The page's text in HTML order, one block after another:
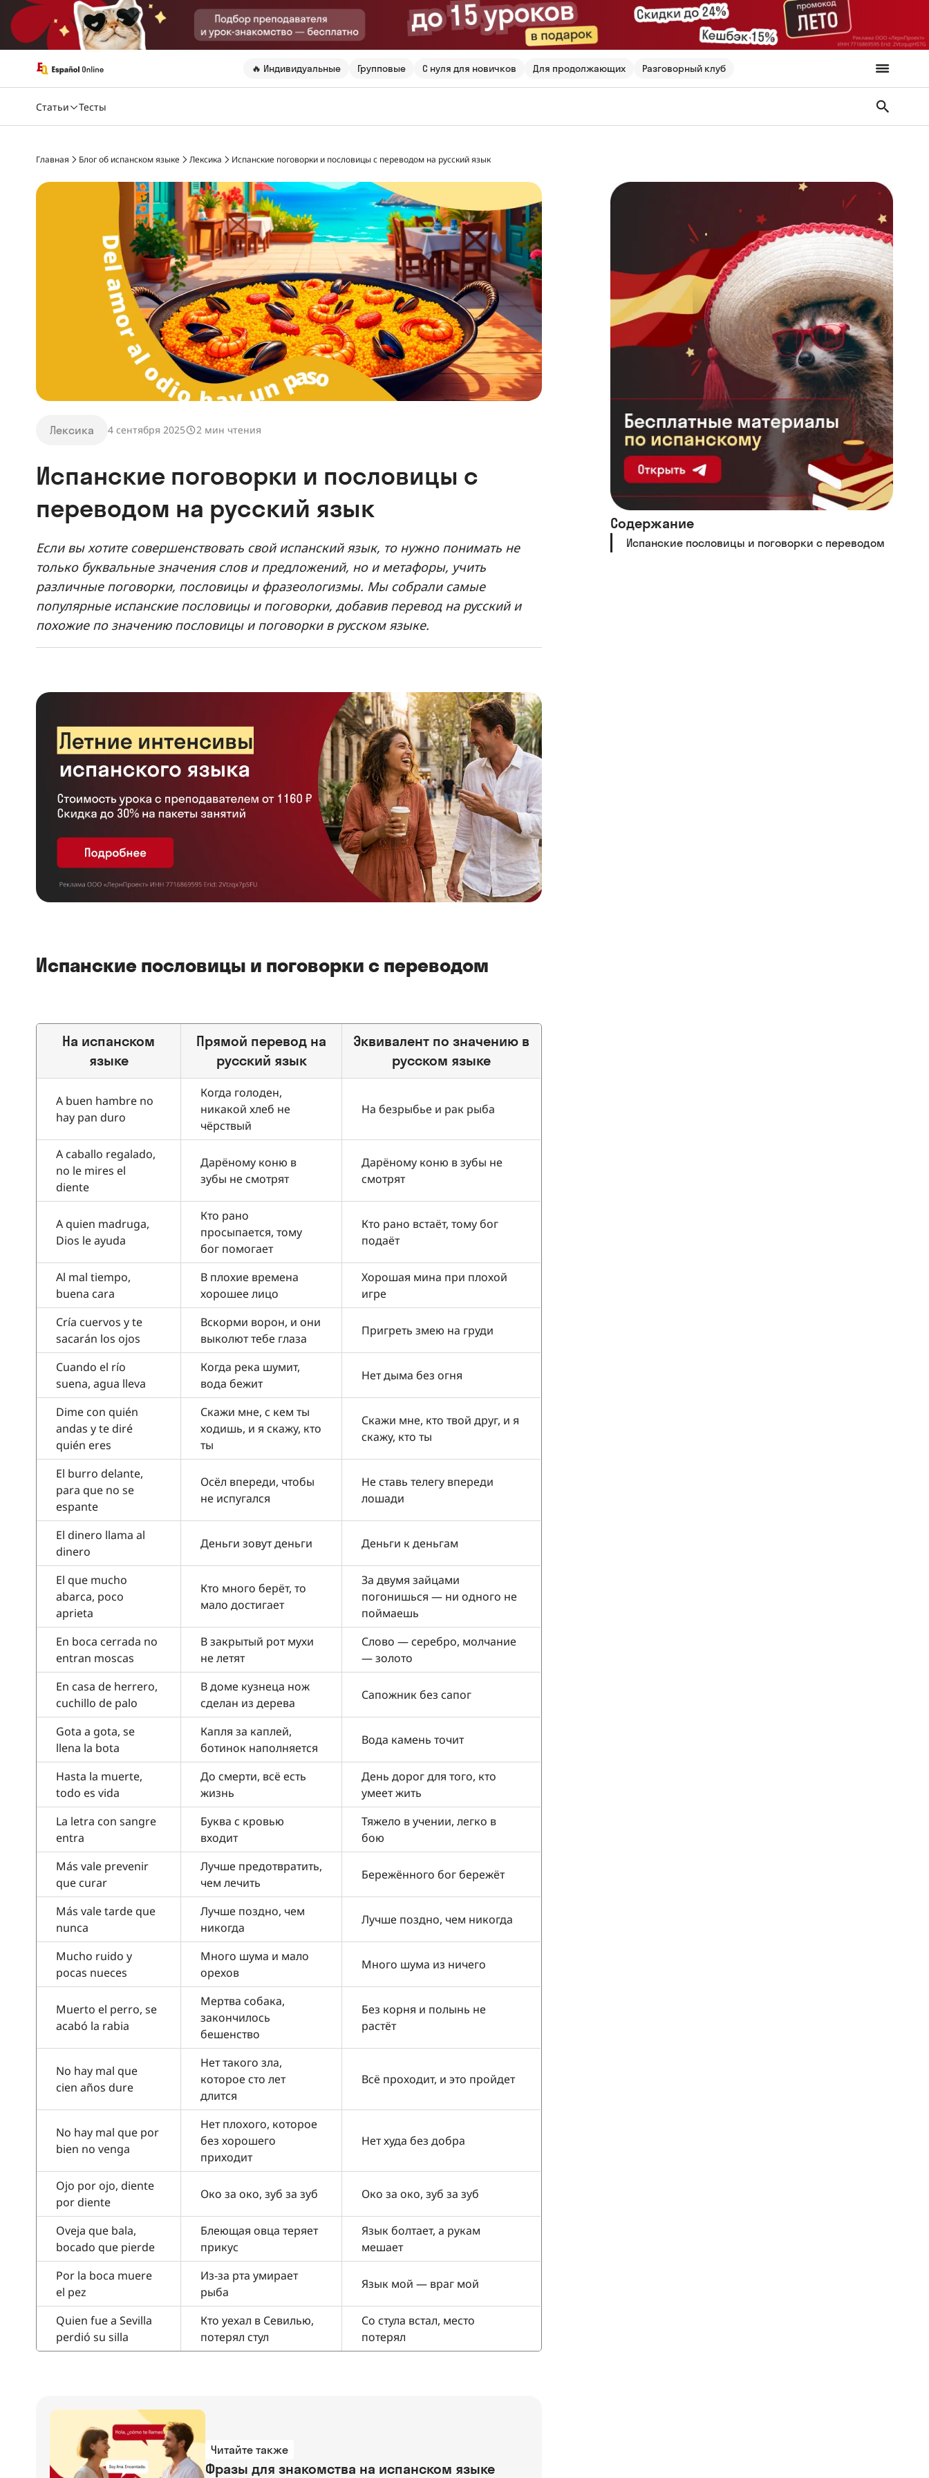
🔥 Индивидуальные Групповые С нуля для новичков Для продолжающих Разговорный клуб
Статьи Тесты
Главная Блог об испанском языке Лексика Испанские поговорки и пословицы с переводом на русский язык
Лексика 4 сентября 2025 2 мин чтения
Испанские поговорки и пословицы с
переводом на русский язык
Если вы хотите совершенствовать свой испанский язык, то нужно понимать не
только буквальные значения слов и предложений, но и метафоры, учить
различные поговорки, пословицы и фразеологизмы. Мы собрали самые
популярные испанские пословицы и поговорки, добавив перевод на русский и
похожие по значению пословицы и поговорки в русском языке.
Испанские пословицы и поговорки с переводом
На испанском
языке
Прямой перевод на
русский язык
Эквивалент по значению в
русском языке
A buen hambre no
hay pan duro
Когда голоден,
никакой хлеб не
чёрствый
На безрыбье и рак рыба
A caballo regalado,
no le mires el
diente
Дарёному коню в
зубы не смотрят
Дарёному коню в зубы не
смотрят
A quien madruga,
Dios le ayuda
Кто рано
просыпается, тому
бог помогает
Кто рано встаёт, тому бог
подаёт
Al mal tiempo,
buena cara
В плохие времена
хорошее лицо
Хорошая мина при плохой
игре
Cría cuervos y te
sacarán los ojos
Вскорми ворон, и они
выколют тебе глаза
Пригреть змею на груди
Cuando el río
suena, agua lleva
Когда река шумит,
вода бежит
Нет дыма без огня
Dime con quién
andas y te diré
quién eres
Скажи мне, с кем ты
ходишь, и я скажу, кто
ты
Скажи мне, кто твой друг, и я
скажу, кто ты
El burro delante,
para que no se
espante
Осёл впереди, чтобы
не испугался
Не ставь телегу впереди
лошади
El dinero llama al
dinero
Деньги зовут деньги Деньги к деньгам
El que mucho
abarca, poco
aprieta
Кто много берёт, то
мало достигает
За двумя зайцами
погонишься — ни одного не
поймаешь
En boca cerrada no
entran moscas
В закрытый рот мухи
не летят
Слово — серебро, молчание
— золото
En casa de herrero,
cuchillo de palo
В доме кузнеца нож
сделан из дерева
Сапожник без сапог
Gota a gota, se
llena la bota
Капля за каплей,
ботинок наполняется
Вода камень точит
Hasta la muerte,
todo es vida
До смерти, всё есть
жизнь
День дорог для того, кто
умеет жить
La letra con sangre
entra
Буква с кровью
входит
Тяжело в учении, легко в
бою
Más vale prevenir
que curar
Лучше предотвратить,
чем лечить
Бережённого бог бережёт
Más vale tarde que
nunca
Лучше поздно, чем
никогда
Лучше поздно, чем никогда
Mucho ruido y
pocas nueces
Много шума и мало
орехов
Много шума из ничего
Muerto el perro, se
acabó la rabia
Мертва собака,
закончилось
бешенство
Без корня и полынь не
растёт
No hay mal que
cien años dure
Нет такого зла,
которое сто лет
длится
Всё проходит, и это пройдет
No hay mal que por
bien no venga
Нет плохого, которое
без хорошего
приходит
Нет худа без добра
Ojo por ojo, diente
por diente
Око за око, зуб за зуб Око за око, зуб за зуб
Oveja que bala,
bocado que pierde
Блеющая овца теряет
прикус
Язык болтает, а рукам
мешает
Por la boca muere
el pez
Из-за рта умирает
рыба
Язык мой — враг мой
Quien fue a Sevilla
perdió su silla
Кто уехал в Севилью,
потерял стул
Со стула встал, место
потерял
Читайте также
Фразы для знакомства на испанском языке
Содержание
Испанские пословицы и поговорки с переводом